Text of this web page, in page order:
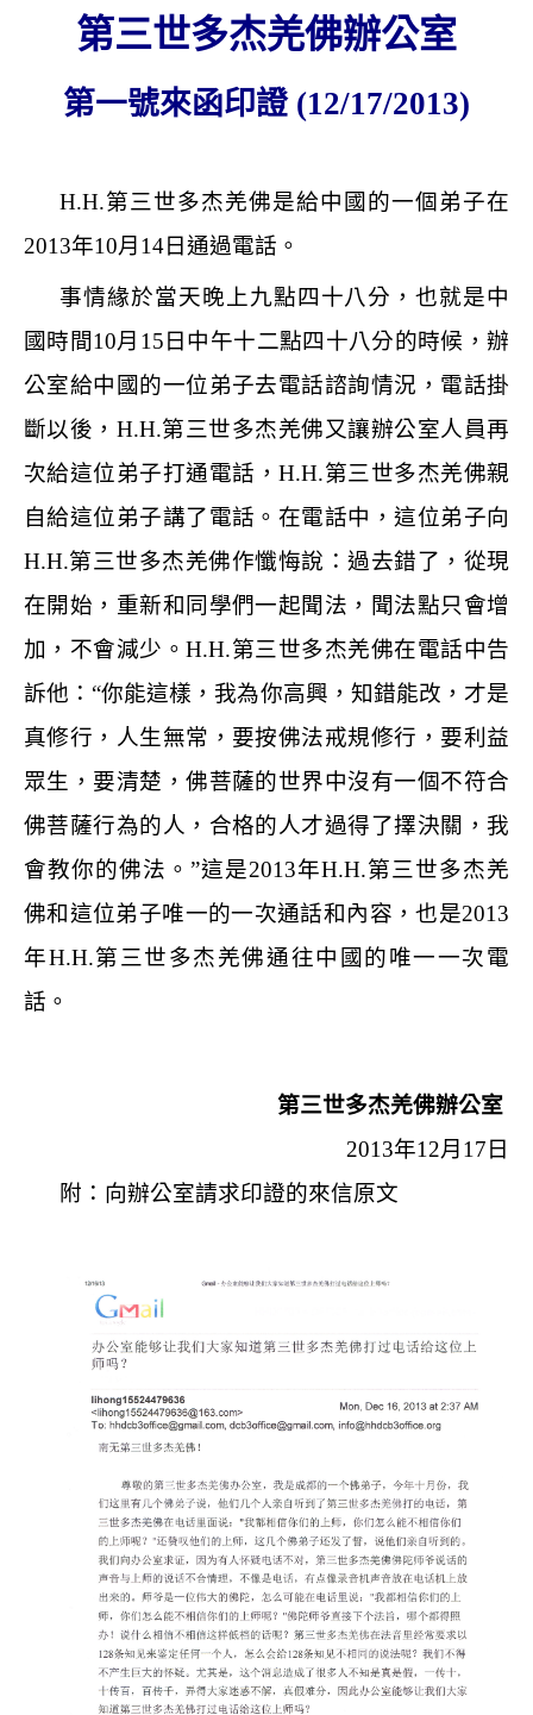
第三世多杰羌佛辦公室
第一號來函印證(12/17/2013)
H.H.第三世多杰羌佛是給中國的一個弟子在
2013年10月 14日通過電話。
事情緣於當天晚上九點四十八分，也就是中
國時間10月 15 日中午十二點四十八分的時候，辦
公室給中國的一位弟子去電話諮詢情況，電話掛
斷以後， H.H.第三世多杰羌佛又讓辦公室人員再
次給這位弟子打通電話，H.H.第三世多杰羌佛親
自給這位弟子講了電話。在電話中，這位弟子向
H.H.第三世多杰羌佛作懺悔說：過去錯了，從現
在開始，重新和同學們一起聞法，聞法點只會增
加，不會減少。H.H.第三世多杰羌佛在電話中告
訴他： “你能這樣，我為你高興，知錯能改，才是
真修行，人生無常，要按佛法戒規修行，要利益
眾生，要清楚，佛菩薩的世界中沒有一個不符合
佛菩薩行為的人，合格的人才過得了擇決關，我
會教你的佛法。 ”這是2013年H.H.第三世多杰羌
佛和這位弟子唯一的一次通話和內容，也是2013
年H.H.第三世多杰羌佛通往中國的唯一一次電
話。
第三世多杰羌佛辦公室
2013年12月 17 日
附：向辦公室請求印證的來信原文